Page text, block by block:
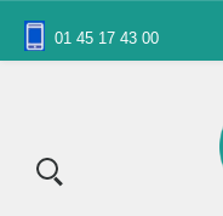
01 45 17 43 00